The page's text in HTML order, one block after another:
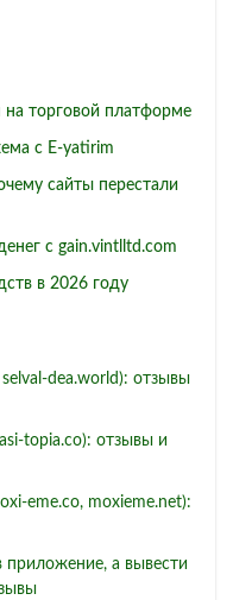
торговой платформе
с E-yatirim
сайты перестали
с gain.vintlltd.com
в 2026 году
selval-dea.world): отзывы
topia.co): отзывы и
eme.co, moxieme.net):
приложение, а вывести